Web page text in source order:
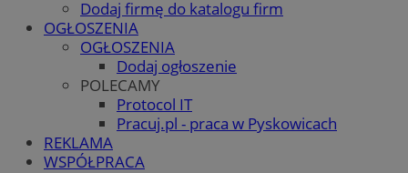
Dodaj firmę do katalogu firm
OGŁOSZENIA
OGŁOSZENIA
Dodaj ogłoszenie
POLECAMY
Protocol IT
Pracuj.pl - praca w Pyskowicach
REKLAMA
WSPÓŁPRACA